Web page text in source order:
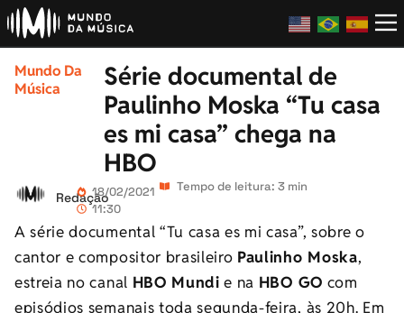
Mundo Da
Música
Série documental de
Paulinho Moska “Tu casa
es mi casa” chega na
HBO
Redação18/02/2021
11:30
Tempo de leitura: 3 min
A série documental “Tu casa es mi casa”, sobre o
cantor e compositor brasileiro Paulinho Moska,
estreia no canal HBO Mundi e na HBO GO com
episódios semanais toda segunda-feira, às 20h. Em